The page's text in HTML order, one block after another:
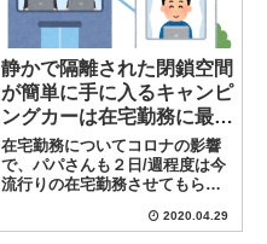
静かで隔離された閉鎖空間
が簡単に手に入るキャンピ
ングカーは在宅勤務に最適
だけど、ぼっちテントも気
になる！
在宅勤務についてコロナの影響
で、パパさんも２日/週程度は今
流行りの在宅勤務させてもらえ
ら声かけられたりして、やって
2020.04.29